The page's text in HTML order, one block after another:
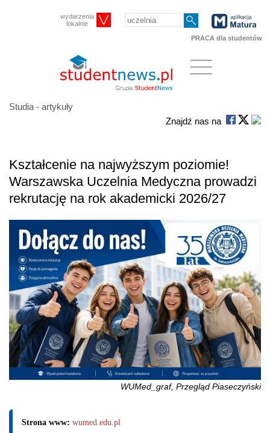
wydarzenia
lokalnie
PRACA dla studentów
Studia - artykuły
Znajdź nas na
Kształcenie na najwyższym poziomie!
Warszawska Uczelnia Medyczna prowadzi
rekrutację na rok akademicki 2026/27
WUMed_graf, Przegląd Piaseczyński
Strona www: wumed.edu.pl